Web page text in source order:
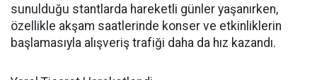
sunulduğu stantlarda hareketli günler yaşanırken,
özellikle akşam saatlerinde konser ve etkinliklerin
başlamasıyla alışveriş trafiği daha da hız kazandı.